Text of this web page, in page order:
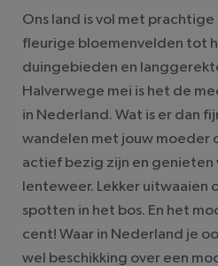
Ons land is vol met
fleurige bloemenvelden tot
duingebieden en
Halverwege mei is het de
in Nederland. Wat is er dan
wandelen met jouw moeder
actief bezig zijn en genieten
lenteweer. Lekker uitwaaien
spotten in het bos. En het
cent! Waar in Nederland je
wel beschikking over een